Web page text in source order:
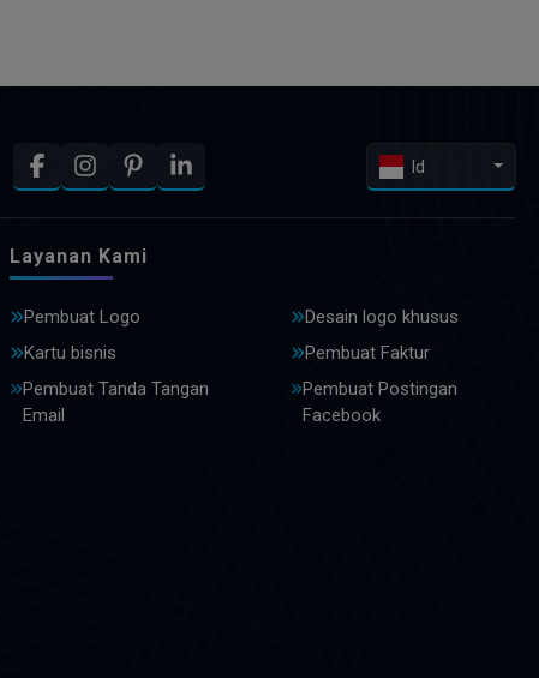
Id
Layanan Kami
Pembuat Logo
Desain logo khusus
Kartu bisnis
Pembuat Faktur
Pembuat Tanda Tangan
Email
Pembuat Postingan
Facebook